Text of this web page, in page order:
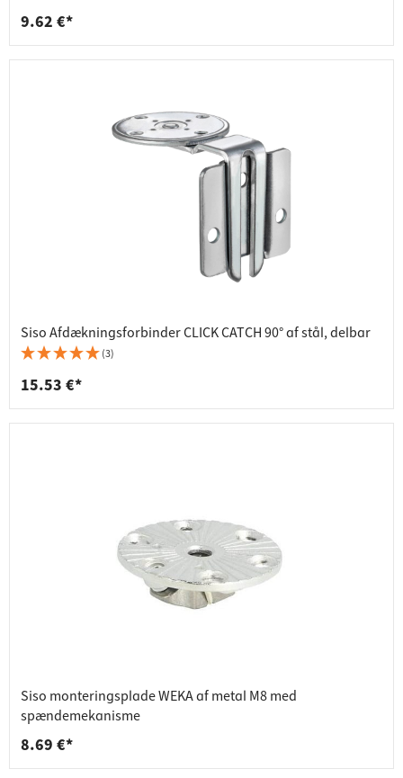
9.62 €*
Siso Afdækningsforbinder CLICK CATCH 90° af stål, delbar
(3)
15.53 €*
Siso monteringsplade WEKA af metal M8 med
spændemekanisme
8.69 €*